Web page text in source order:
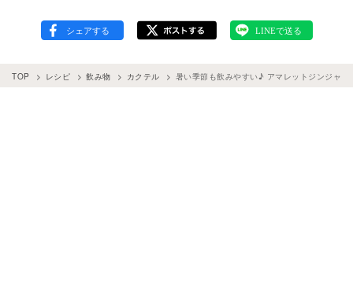
TOP レシピ 飲み物 カクテル 暑い季節も飲みやすい♪ アマレットジンジャー